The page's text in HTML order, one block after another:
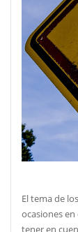
El tema de los
ocasiones
tener en